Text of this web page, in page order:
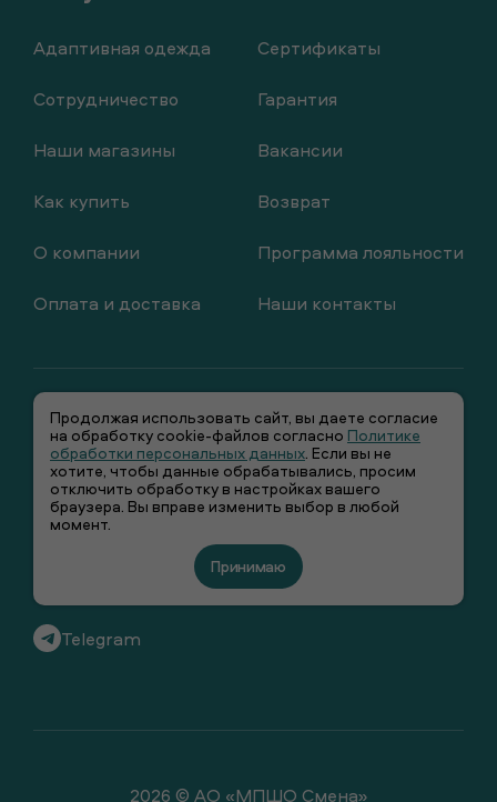
Адаптивная одежда
Сотрудничество
Наши магазины
Как купить
О компании
Оплата и доставка
Сертификаты
Гарантия
Вакансии
Возврат
Программа лояльности
Наши контакты
+7 (495) 66-00-106
info@smenawear.ru
Telegram
2026 © АО «МПШО Смена»
Продолжая использовать сайт, вы даете согласие
на обработку cookie-файлов согласно Политике
обработки персональных данных . Если вы не
хотите, чтобы данные обрабатывались, просим
отключить обработку в настройках вашего
браузера. Вы вправе изменить выбор в любой
момент.
Принимаю